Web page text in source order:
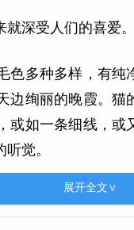
深受人们的喜爱。
色多种多样，有
边绚丽的晚霞。
或如一条细线，
觉。
，它们不像狗那
盆后面，静静地
展开全文∨